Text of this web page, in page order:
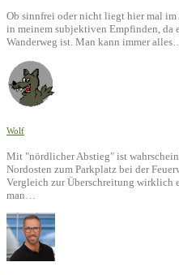
Ob sinnfrei oder nicht liegt hier mal im
in meinem subjektiven Empfinden, da
Wanderweg ist. Man kann immer
Wolf
Mit "nördlicher Abstieg" ist
Nordosten zum Parkplatz bei der
Vergleich zur Überschreitung wirklich
man…